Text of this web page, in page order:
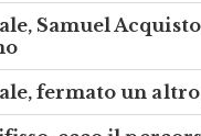
Samuel
fermato un altro